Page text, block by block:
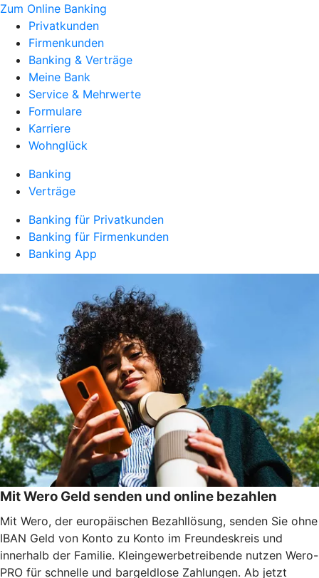
Zum Online Banking
Privatkunden
Firmenkunden
Banking & Verträge
Meine Bank
Service & Mehrwerte
Formulare
Karriere
Wohnglück
Banking
Verträge
Banking für Privatkunden
Banking für Firmenkunden
Banking App
Mit Wero Geld senden und online bezahlen
Mit Wero, der europäischen Bezahllösung, senden Sie ohne
IBAN Geld von Konto zu Konto im Freundeskreis und
innerhalb der Familie. Kleingewerbetreibende nutzen Wero-
PRO für schnelle und bargeldlose Zahlungen. Ab jetzt